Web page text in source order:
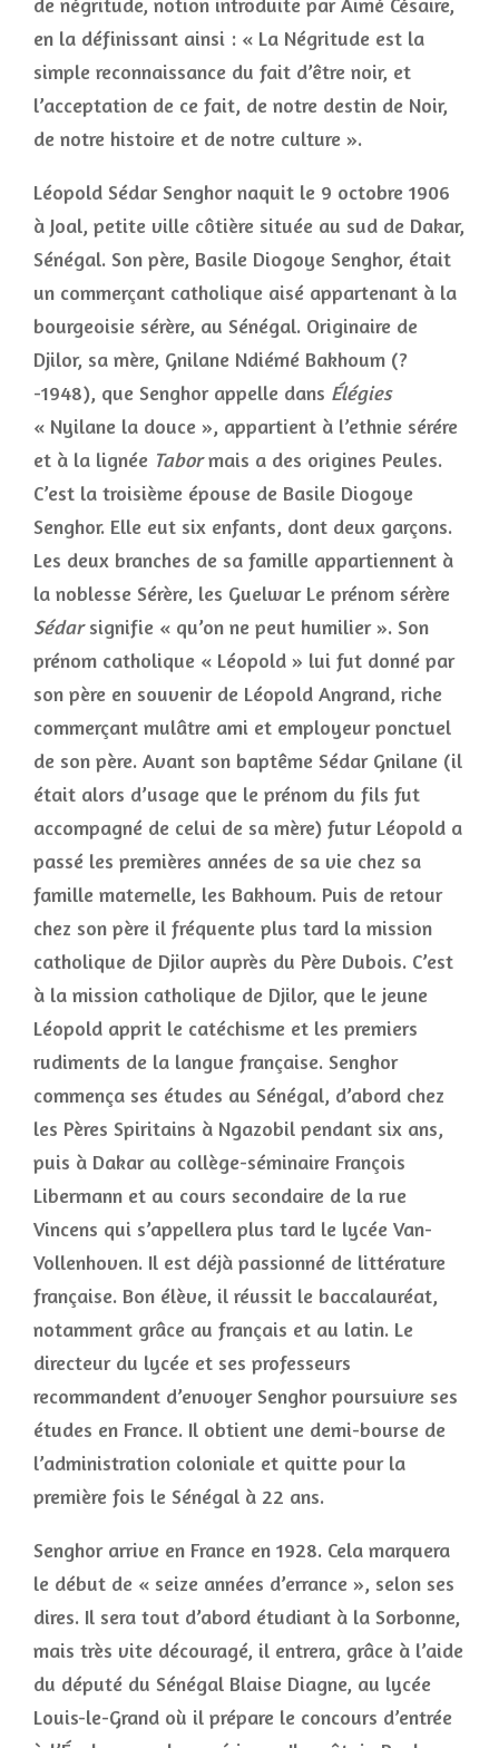
en la définissant ainsi : « La Négritude est la
simple reconnaissance du fait d’être noir, et
l’acceptation de ce fait, de notre destin de Noir,
de notre histoire et de notre culture ».
Léopold Sédar Senghor naquit le 9 octobre 1906
à Joal, petite ville côtière située au sud de Dakar,
Sénégal. Son père, Basile Diogoye Senghor, était
un commerçant catholique aisé appartenant à la
bourgeoisie sérère, au Sénégal. Originaire de
Djilor, sa mère, Gnilane Ndiémé Bakhoum (?
-1948), que Senghor appelle dans Élégies
« Nyilane la douce », appartient à l’ethnie sérére
et à la lignée Tabormais a des origines Peules.
C’est la troisième épouse de Basile Diogoye
Senghor. Elle eut six enfants, dont deux garçons.
Les deux branches de sa famille appartiennent à
la noblesse Sérère, les Guelwar Le prénom sérère
Sédarsignifie « qu’on ne peut humilier ». Son
prénom catholique « Léopold » lui fut donné par
son père en souvenir de Léopold Angrand, riche
commerçant mulâtre ami et employeur ponctuel
de son père. Avant son baptême Sédar Gnilane (il
était alors d’usage que le prénom du fils fut
accompagné de celui de sa mère) futur Léopold a
passé les premières années de sa vie chez sa
famille maternelle, les Bakhoum. Puis de retour
chez son père il fréquente plus tard la mission
catholique de Djilor auprès du Père Dubois. C’est
à la mission catholique de Djilor, que le jeune
Léopold apprit le catéchisme et les premiers
rudiments de la langue française. Senghor
commença ses études au Sénégal, d’abord chez
les Pères Spiritains à Ngazobil pendant six ans,
puis à Dakar au collège-séminaire François
Libermann et au cours secondaire de la rue
Vincens qui s’appellera plus tard le lycée Van-
Vollenhoven. Il est déjà passionné de littérature
française. Bon élève, il réussit le baccalauréat,
notamment grâce au français et au latin. Le
directeur du lycée et ses professeurs
recommandent d’envoyer Senghor poursuivre ses
études en France. Il obtient une demi-bourse de
l’administration coloniale et quitte pour la
première fois le Sénégal à 22 ans.
Senghor arrive en France en 1928. Cela marquera
le début de « seize années d’errance », selon ses
dires. Il sera tout d’abord étudiant à la Sorbonne,
mais très vite découragé, il entrera, grâce à l’aide
du député du Sénégal Blaise Diagne, au lycée
Louis-le-Grand où il prépare le concours d’entrée